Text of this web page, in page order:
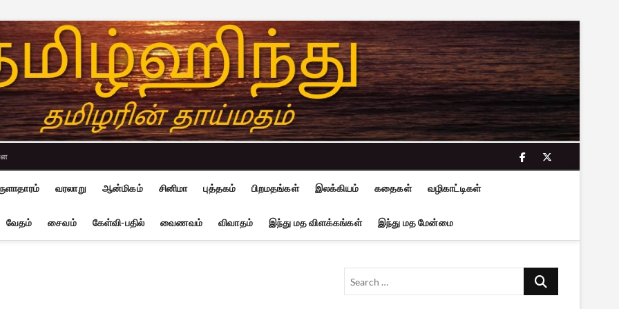
facebook
twitter
வரலாறு ஆன்மிகம் சினிமா புத்தகம் பிறமதங்கள் இலக்கியம் கதைகள் வழிகாட்டிகள்
வேதம் சைவம் கேள்வி-பதில் வைணவம் விவாதம் இந்து மத விளக்கங்கள் இந்து மத மேன்மை
Search